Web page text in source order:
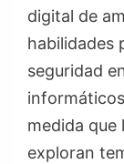
digital de
habilidades
seguridad
medida que
exploran